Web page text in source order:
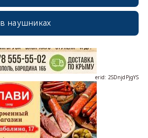
наушниках
erid: 2SDnjdPjgYS
erid: 2SDnjdvhGXG